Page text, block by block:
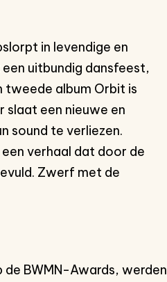
in levendige en
uitbundig dansfeest,
tweede album Orbit is
slaat een nieuwe en
sound te verliezen.
verhaal dat door de
Zwerf met de
BWMN-Awards, werden